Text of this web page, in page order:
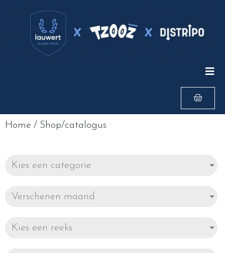
Home / Shop/catalogus
Kies een categorie
Verschenen maand
Kies een reeks